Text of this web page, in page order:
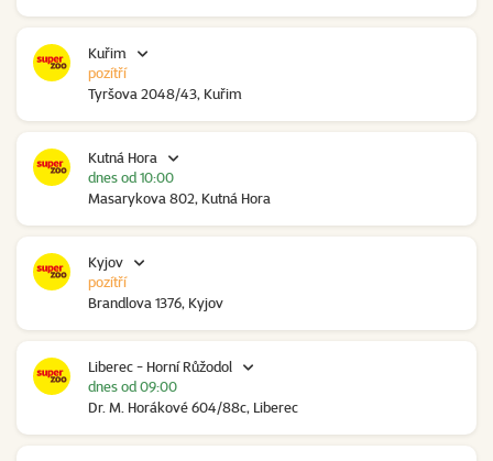
Kuřim
Tyršova 2048/43, Kuřim
pozítří
Kutná Hora
Masarykova 802, Kutná Hora
dnes od 10:00
Kyjov
Brandlova 1376, Kyjov
pozítří
Liberec - Horní Růžodol
Dr. M. Horákové 604/88c, Liberec
dnes od 09:00